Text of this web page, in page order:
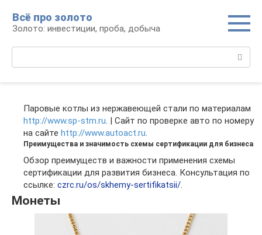
контенту
Всё про золото
Золото: инвестиции, проба, добыча
Паровые котлы из нержавеющей стали по материалам
http://www.sp-stm.ru. | Сайт по проверке авто по номеру
на сайте http://www.autoact.ru.
Преимущества и значимость схемы сертификации для бизнеса
Обзор преимуществ и важности применения схемы
сертификации для развития бизнеса. Консультация по
ссылке: czrc.ru/os/skhemy-sertifikatsii/.
Монеты